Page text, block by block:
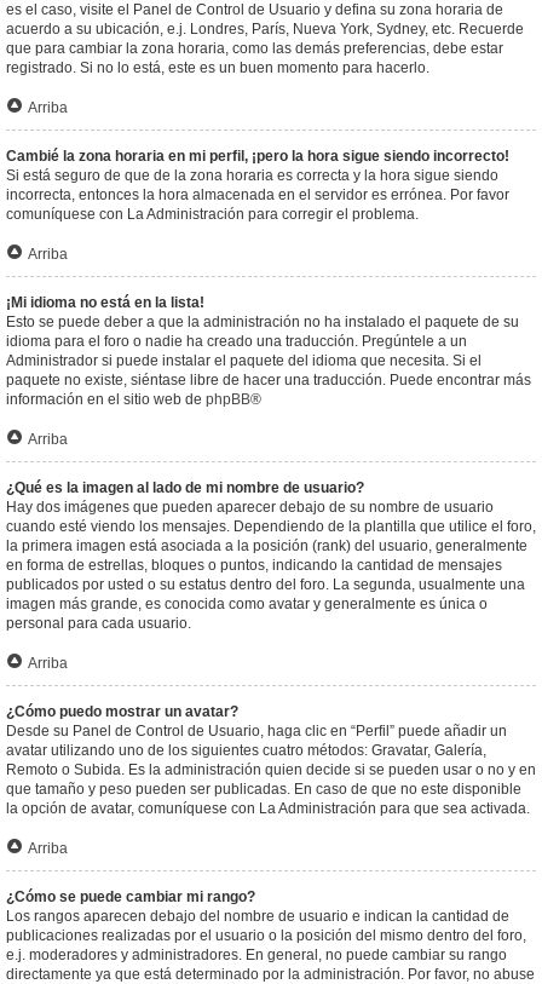
es el caso, visite el Panel de Control de Usuario y defina su zona horaria de
acuerdo a su ubicación, e.j. Londres, París, Nueva York, Sydney, etc. Recuerde
que para cambiar la zona horaria, como las demás preferencias, debe estar
registrado. Si no lo está, este es un buen momento para hacerlo.
Arriba
Cambié la zona horaria en mi perfil, ¡pero la hora sigue siendo incorrecto!
Si está seguro de que de la zona horaria es correcta y la hora sigue siendo
incorrecta, entonces la hora almacenada en el servidor es errónea. Por favor
comuníquese con La Administración para corregir el problema.
Arriba
¡Mi idioma no está en la lista!
Esto se puede deber a que la administración no ha instalado el paquete de su
idioma para el foro o nadie ha creado una traducción. Pregúntele a un
Administrador si puede instalar el paquete del idioma que necesita. Si el
paquete no existe, siéntase libre de hacer una traducción. Puede encontrar más
información en el sitio web de phpBB®
Arriba
¿Qué es la imagen al lado de mi nombre de usuario?
Hay dos imágenes que pueden aparecer debajo de su nombre de usuario
cuando esté viendo los mensajes. Dependiendo de la plantilla que utilice el foro,
la primera imagen está asociada a la posición (rank) del usuario, generalmente
en forma de estrellas, bloques o puntos, indicando la cantidad de mensajes
publicados por usted o su estatus dentro del foro. La segunda, usualmente una
imagen más grande, es conocida como avatar y generalmente es única o
personal para cada usuario.
Arriba
¿Cómo puedo mostrar un avatar?
Desde su Panel de Control de Usuario, haga clic en “Perfil” puede añadir un
avatar utilizando uno de los siguientes cuatro métodos: Gravatar, Galería,
Remoto o Subida. Es la administración quien decide si se pueden usar o no y en
que tamaño y peso pueden ser publicadas. En caso de que no este disponible
la opción de avatar, comuníquese con La Administración para que sea activada.
Arriba
¿Cómo se puede cambiar mi rango?
Los rangos aparecen debajo del nombre de usuario e indican la cantidad de
publicaciones realizadas por el usuario o la posición del mismo dentro del foro,
e.j. moderadores y administradores. En general, no puede cambiar su rango
directamente ya que está determinado por la administración. Por favor, no abuse